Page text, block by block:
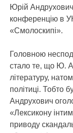
Юрій
конференцію в
«Смолоскипі».
Головною
стало те, що Ю.
літературу,
політиці. Тобто
Андрухович
«Лексикону
приводу